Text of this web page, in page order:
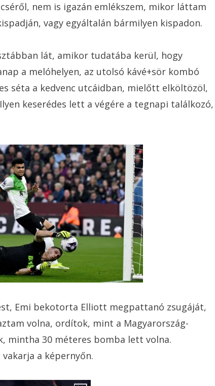
nem is igazán emlékszem, mikor láttam
vagy egyáltalán bármilyen kispadon.
lát, amikor tudatába kerül, hogy
a melóhelyen, az utolsó kávé+sör kombó
séta a kedvenc utcáidban, mielőtt elköltözöl,
keserédes lett a végére a tegnapi találkozó,
Emi bekotorta Elliott megpattanó zsugáját,
volna, ordítok, mint a Magyarország-
mintha 30 méteres bomba lett volna.
a képernyőn.